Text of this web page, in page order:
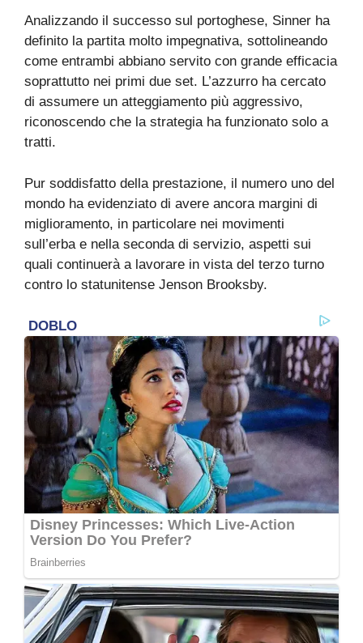
Analizzando il successo sul portoghese, Sinner ha
definito la partita molto impegnativa, sottolineando
come entrambi abbiano servito con grande efficacia
soprattutto nei primi due set. L’azzurro ha cercato
di assumere un atteggiamento più aggressivo,
riconoscendo che la strategia ha funzionato solo a
tratti.
Pur soddisfatto della prestazione, il numero uno del
mondo ha evidenziato di avere ancora margini di
miglioramento, in particolare nei movimenti
sull’erba e nella seconda di servizio, aspetti sui
quali continuerà a lavorare in vista del terzo turno
contro lo statunitense Jenson Brooksby.